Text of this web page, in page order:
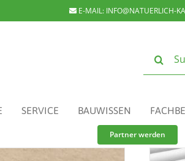
E-MAIL: INFO@NATUERLICH-
Suche
nach:
SERVICE BAUWISSEN
Partner werden